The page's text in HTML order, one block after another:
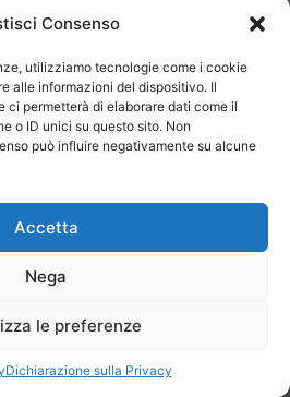
Consenso
utilizziamo tecnologie come i cookie
alle informazioni del dispositivo. Il
ci permetterà di elaborare dati come il
o ID unici su questo sito. Non
può influire negativamente su alcune
Accetta
Nega
le preferenze
Dichiarazione sulla Privacy
Contatti
LAST MINUTE - SH WEB